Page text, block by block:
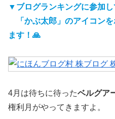
▼ブログランキングに参加
「かぶ太郎」のアイコン
ます！🙏
4月は待ちに待ったベルグア
権利月がやってきますよ。